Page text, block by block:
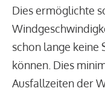
Dies ermöglichte
schon lange
können. Dies
Ausfallzeiten der